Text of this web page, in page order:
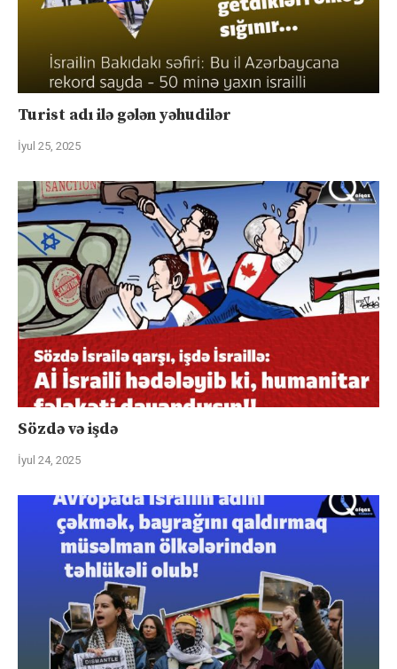
Turist adı ilə gələn yəhudilər
İyul 25, 2025
Sözdə və işdə
İyul 24, 2025